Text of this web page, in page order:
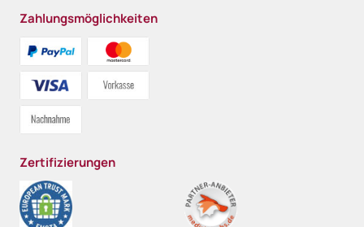
Zahlungsmöglichkeiten
Zertifizierungen